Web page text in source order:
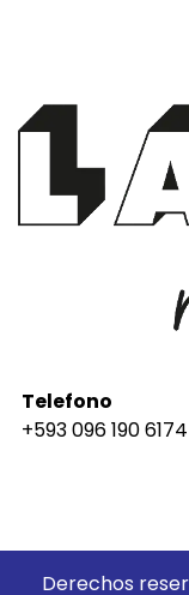
Telefono
+593 096 190 6174
Derechos